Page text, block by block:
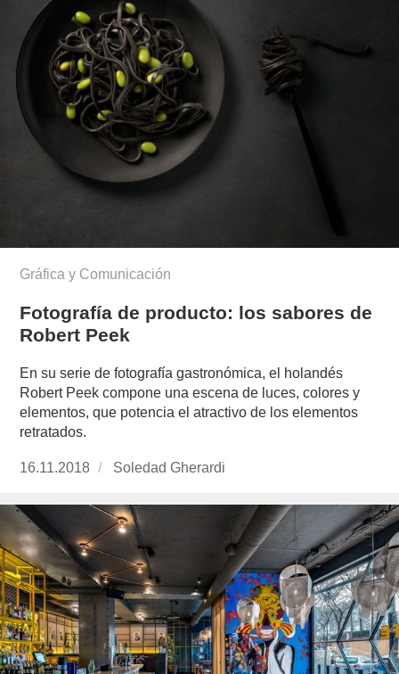
Gráfica y Comunicación
Fotografía de producto: los sabores de
Robert Peek
En su serie de fotografía gastronómica, el holandés
Robert Peek compone una escena de luces, colores y
elementos, que potencia el atractivo de los elementos
retratados.
Publicado
16.11.2018
https://www.experimenta.es/author/soledad-
Soledad Gherardi